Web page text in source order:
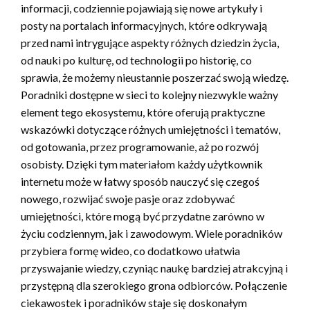
informacji, codziennie pojawiają się nowe artykuły i
posty na portalach informacyjnych, które odkrywają
przed nami intrygujące aspekty różnych dziedzin życia,
od nauki po kulturę, od technologii po historię, co
sprawia, że możemy nieustannie poszerzać swoją wiedzę.
Poradniki dostępne w sieci to kolejny niezwykle ważny
element tego ekosystemu, które oferują praktyczne
wskazówki dotyczące różnych umiejętności i tematów,
od gotowania, przez programowanie, aż po rozwój
osobisty. Dzięki tym materiałom każdy użytkownik
internetu może w łatwy sposób nauczyć się czegoś
nowego, rozwijać swoje pasje oraz zdobywać
umiejętności, które mogą być przydatne zarówno w
życiu codziennym, jak i zawodowym. Wiele poradników
przybiera formę wideo, co dodatkowo ułatwia
przyswajanie wiedzy, czyniąc naukę bardziej atrakcyjną i
przystępną dla szerokiego grona odbiorców. Połączenie
ciekawostek i poradników staje się doskonałym